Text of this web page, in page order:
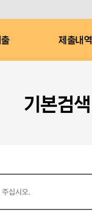
제출내역
기본검색